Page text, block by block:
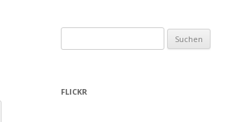
nach:
FLICKR